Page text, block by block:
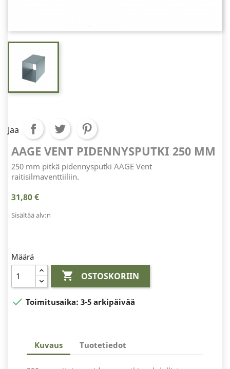
Jaa
AAGE VENT PIDENNYSPUTKI 250 MM
250 mm pitkä pidennysputki AAGE Vent
raitisilmaventtiiliin.
31,80 €
Sisältää alv:n
Määrä
 OSTOSKORIIN
 Toimitusaika: 3-5 arkipäivää
Kuvaus Tuotetiedot